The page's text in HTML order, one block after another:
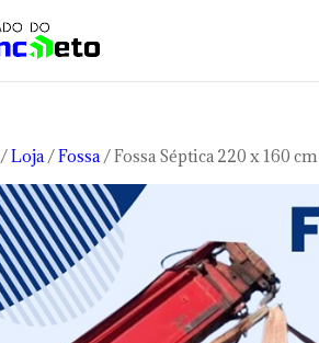
/Loja/Fossa/ Fossa Séptica 220 x 160 cm